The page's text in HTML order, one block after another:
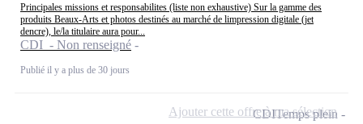
Principales missions et responsabilites (liste non exhaustive) Sur la gamme des
produits Beaux-Arts et photos destinés au marché de limpression digitale (jet
dencre), le/la titulaire aura pour...
CDI - Non renseigné
Publié il y a plus de 30 jours
CDITemps plein
Ajouter cette offre à ma sélection